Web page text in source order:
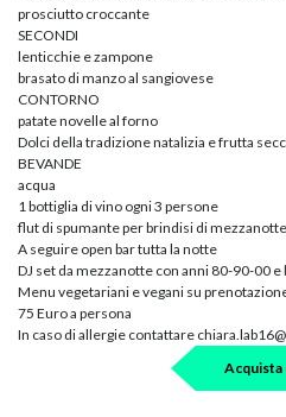
prosciutto croccante
SECONDI
lenticchie e zampone
brasato di manzo al sangiovese
CONTORNO
patate novelle al forno
Dolci della tradizione natalizia e frutta
BEVANDE
acqua
1 bottiglia di vino ogni 3 persone
flut di spumante per brindisi di mezzanotte
A seguire open bar tutta la notte
DJ set da mezzanotte con anni 80-90-00 e
Menu vegetariani e vegani su
75 Euro a persona
In caso di allergie contattare
Acquista